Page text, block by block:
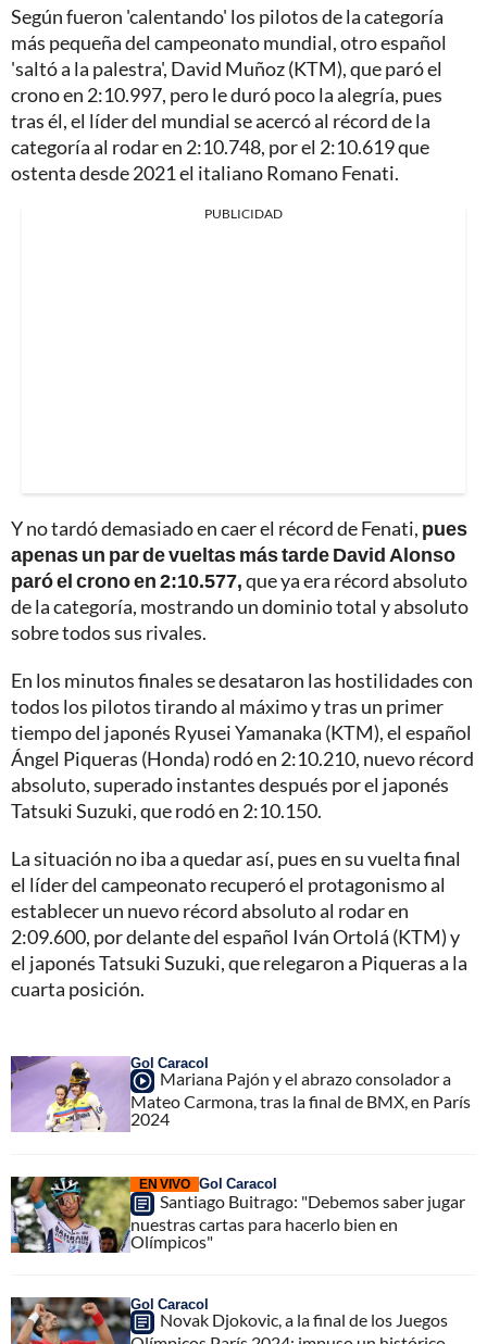
Según fueron 'calentando' los pilotos de la categoría
más pequeña del campeonato mundial, otro español
'saltó a la palestra', David Muñoz (KTM), que paró el
crono en 2:10.997, pero le duró poco la alegría, pues
tras él, el líder del mundial se acercó al récord de la
categoría al rodar en 2:10.748, por el 2:10.619 que
ostenta desde 2021 el italiano Romano Fenati.
PUBLICIDAD
Y no tardó demasiado en caer el récord de Fenati, pues
apenas un par de vueltas más tarde David Alonso
paró el crono en 2:10.577,que ya era récord absoluto
de la categoría, mostrando un dominio total y absoluto
sobre todos sus rivales.
En los minutos finales se desataron las hostilidades con
todos los pilotos tirando al máximo y tras un primer
tiempo del japonés Ryusei Yamanaka (KTM), el español
Ángel Piqueras (Honda) rodó en 2:10.210, nuevo récord
absoluto, superado instantes después por el japonés
Tatsuki Suzuki, que rodó en 2:10.150.
La situación no iba a quedar así, pues en su vuelta final
el líder del campeonato recuperó el protagonismo al
establecer un nuevo récord absoluto al rodar en
2:09.600, por delante del español Iván Ortolá (KTM) y
el japonés Tatsuki Suzuki, que relegaron a Piqueras a la
cuarta posición.
Gol Caracol
Mariana Pajón y el abrazo consolador a
Mateo Carmona, tras la final de BMX, en París
2024
EN VIVO Gol Caracol
Santiago Buitrago: "Debemos saber jugar
nuestras cartas para hacerlo bien en
Olímpicos"
Gol Caracol
Novak Djokovic, a la final de los Juegos